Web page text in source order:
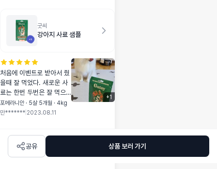
굿씨
강아지 사료 샘플
처음에 이벤트로 받아서 줬
을때 잘 먹었다. 새로운 사
료는 한번 두번은 잘 먹으
니까. 다시 확인하고자 내
돈내산 구매했다. 기존 사
포메라니안 · 5살 5개월 · 4kg
만******* 2023.08.11
+1
공유 상품 보러 가기